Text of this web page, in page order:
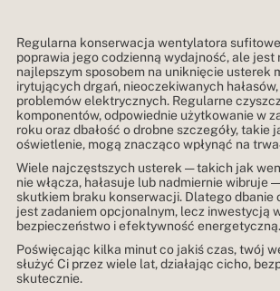
Regularna konserwacja wentylatora
poprawia jego codzienną wydajność, ale jest
najlepszym sposobem na uniknięcie usterek
irytujących drgań, nieoczekiwanych
problemów elektrycznych. Regularne
komponentów, odpowiednie użytkowanie w
roku oraz dbałość o drobne szczegóły, takie
oświetlenie, mogą znacząco wpłynąć na
Wiele najczęstszych usterek — takich jak
nie włącza, hałasuje lub nadmiernie wibruje
skutkiem braku konserwacji. Dlatego dbanie
jest zadaniem opcjonalnym, lecz inwestycją
bezpieczeństwo i efektywność energetyczną.
Poświęcając kilka minut co jakiś czas, twój
służyć Ci przez wiele lat, działając cicho,
skutecznie.